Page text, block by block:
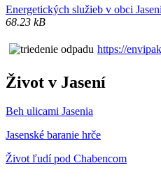
Energetických služieb v obci
68.23 kB
https://
Život v Jasení
Beh ulicami Jasenia
Jasenské baranie hrče
Život ľudí pod Chabencom